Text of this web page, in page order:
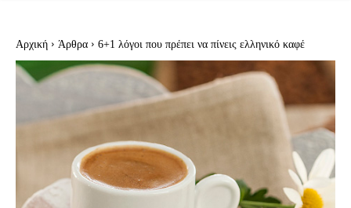
Αρχική Άρθρα 6+1 λόγοι που πρέπει να πίνεις ελληνικό καφέ